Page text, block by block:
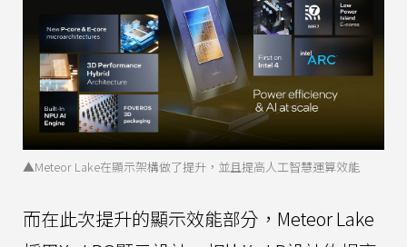
▲Meteor Lake在顯示架構做了提升，並且提高人工智慧運算效能
而在此次提升的顯示效能部分，Meteor Lake